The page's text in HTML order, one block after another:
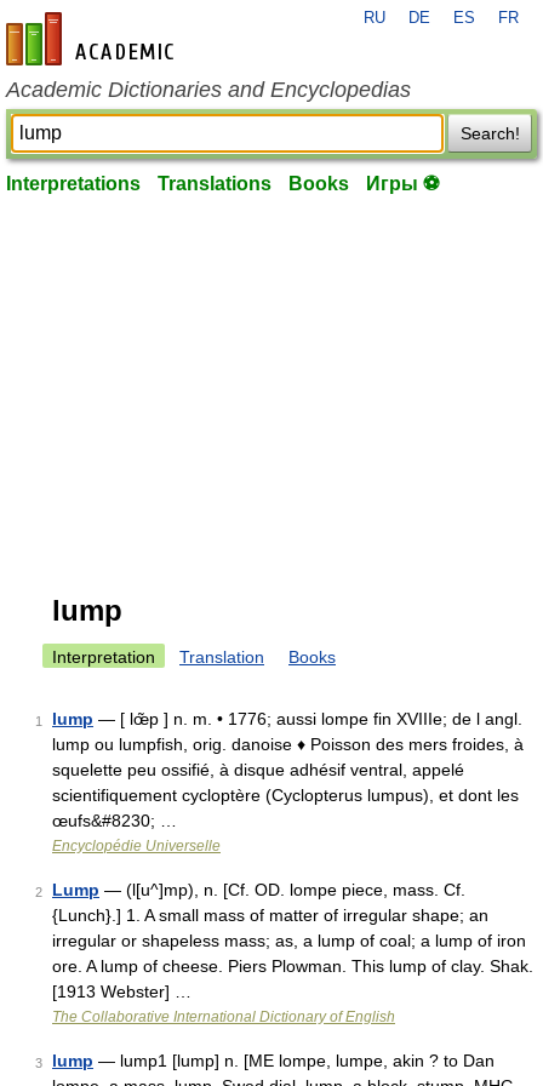
en-academic.com
RU DE ES FR
Academic Dictionaries and Encyclopedias
Search!
Interpretations Translations Books Игры ⚽
lump
Interpretation Translation Books
1 lump — [ lœ̃p ] n. m. • 1776; aussi lompe fin XVIIIe; de l angl.
lump ou lumpfish, orig. danoise ♦ Poisson des mers froides, à
squelette peu ossifié, à disque adhésif ventral, appelé
scientifiquement cycloptère (Cyclopterus lumpus), et dont les
œufs&#8230; …
Encyclopédie Universelle
2 Lump — (l[u^]mp), n. [Cf. OD. lompe piece, mass. Cf.
{Lunch}.] 1. A small mass of matter of irregular shape; an
irregular or shapeless mass; as, a lump of coal; a lump of iron
ore. A lump of cheese. Piers Plowman. This lump of clay. Shak.
[1913 Webster] …
The Collaborative International Dictionary of English
3 lump — lump1 [lump] n. [ME lompe, lumpe, akin ? to Dan